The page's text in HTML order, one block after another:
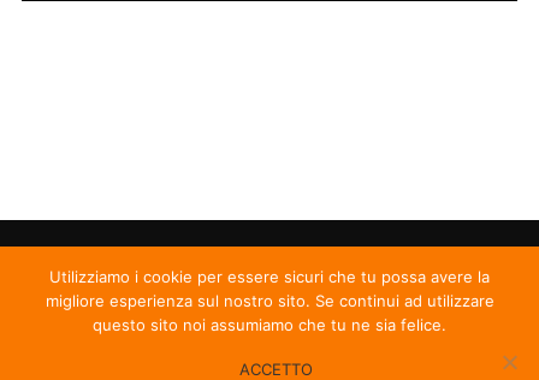
Utilizziamo i cookie per essere sicuri che tu possa avere la
migliore esperienza sul nostro sito. Se continui ad utilizzare
questo sito noi assumiamo che tu ne sia felice.
ACCETTO